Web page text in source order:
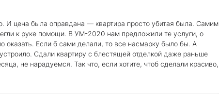
И цена была оправдана — квартира просто убитая была. Самим
к руке помощи. В УМ-2020 нам предложили те услуги, о
оказать. Если б сами делали, то все насмарку было бы. А
Сдали квартиру с блестящей отделкой даже раньше
не нарадуемся. Так что, если хотите, чтоб сделали красиво,